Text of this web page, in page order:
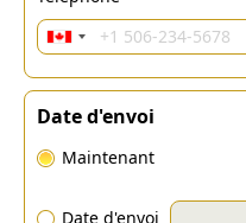
Date d'envoi
Maintenant
Date d'envoi